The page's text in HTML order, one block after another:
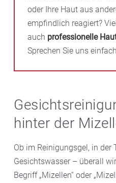
oder Ihre Haut aus
empfindlich reagiert?
auch professionelle
Sprechen Sie uns
hinter der
Ob im Reinigungsgel, in der
Gesichtswasser – überall
Begriff „Mizellen“ oder